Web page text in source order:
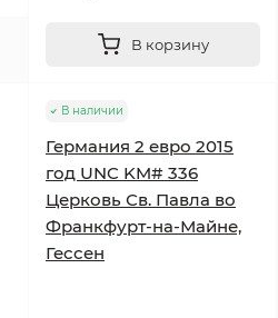
В корзину
В наличии
Германия 2 евро 2015
год UNC KM# 336
Церковь Св. Павла во
Франкфурт-на-Майне,
Гессен